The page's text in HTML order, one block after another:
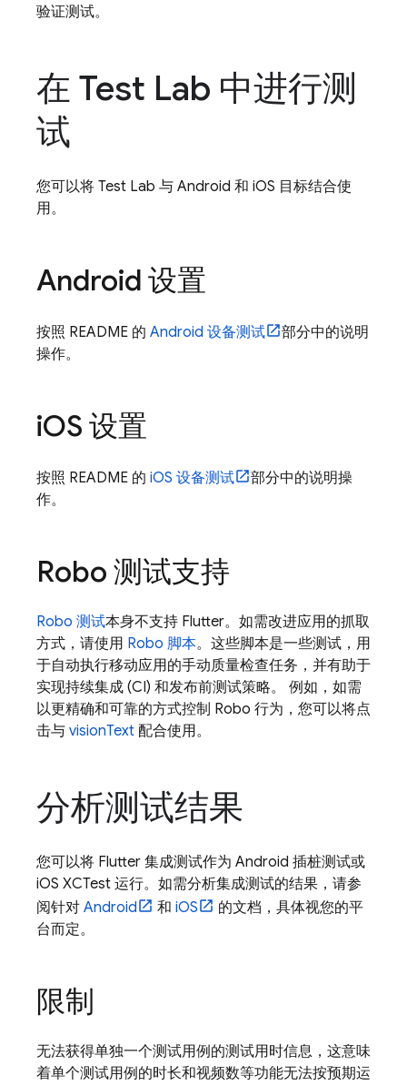
验证测试。
在 Test Lab 中进行测
试
您可以将 Test Lab 与 Android 和 iOS 目标结合使
用。
Android 设置
按照 README 的 Android 设备测试
部分中的说明
操作。
iOS 设置
按照 README 的 iOS 设备测试
部分中的说明操
作。
Robo 测试支持
Robo 测试本身不支持 Flutter。如需改进应用的抓取
方式，请使用 Robo 脚本。这些脚本是一些测试，用
于自动执行移动应用的手动质量检查任务，并有助于
实现持续集成 (CI) 和发布前测试策略。 例如，如需
以更精确和可靠的方式控制 Robo 行为，您可以将点
击与 visionText 配合使用。
分析测试结果
您可以将 Flutter 集成测试作为 Android 插桩测试或
iOS XCTest 运行。如需分析集成测试的结果，请参
阅针对 Android 和 iOS
的文档，具体视您的平
台而定。
限制
无法获得单独一个测试用例的测试用时信息，这意味
着单个测试用例的时长和视频数等功能无法按预期运